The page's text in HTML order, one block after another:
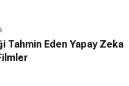
Tahmin Eden Yapay Zeka